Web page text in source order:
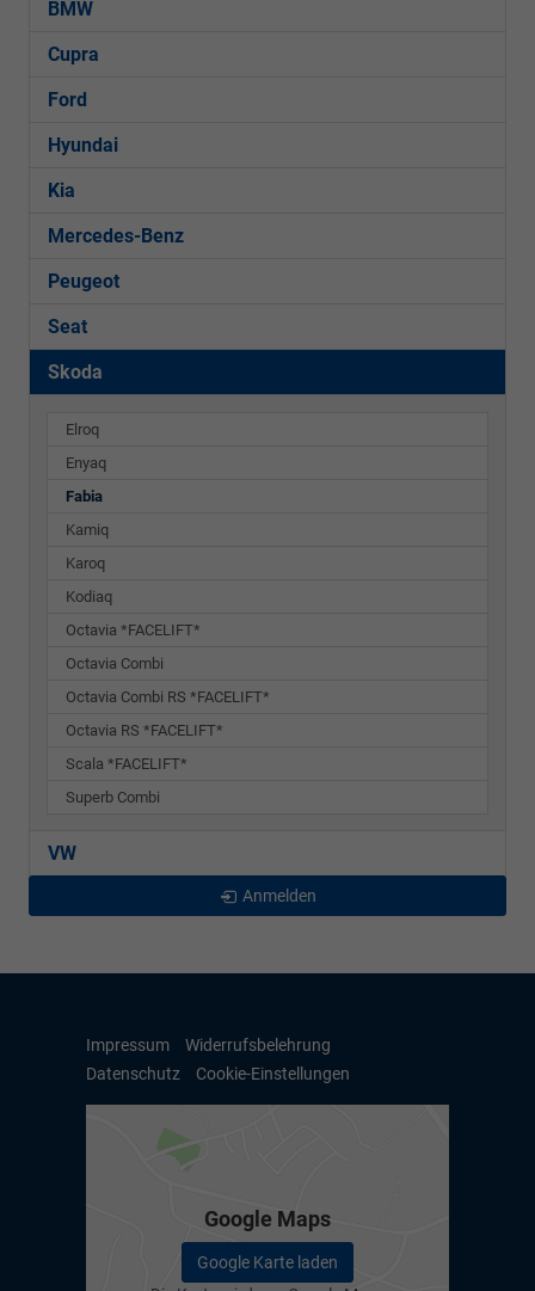
BMW
Cupra
Ford
Hyundai
Kia
Mercedes-Benz
Peugeot
Seat
Skoda
Elroq
Enyaq
Fabia
Kamiq
Karoq
Kodiaq
Octavia *FACELIFT*
Octavia Combi
Octavia Combi RS *FACELIFT*
Octavia RS *FACELIFT*
Scala *FACELIFT*
Superb Combi
VW
Anmelden
Impressum
Widerrufsbelehrung
Datenschutz
Cookie-Einstellungen
Google Maps
Google Karte laden